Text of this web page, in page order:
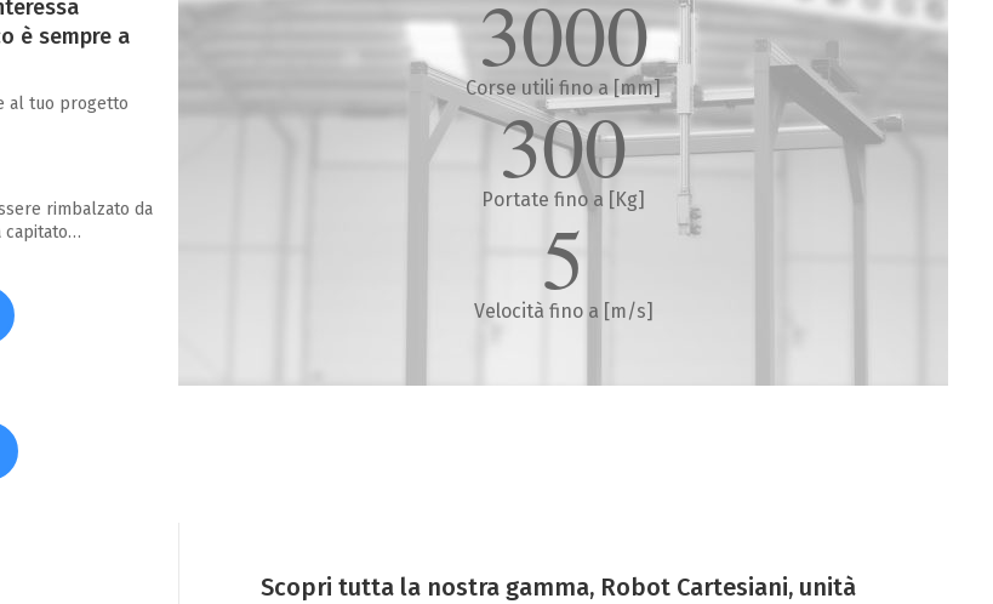
è sempre a
al tuo progetto
rimbalzato da
capitato…
3000
Corse utili fino a [mm]
300
Portate fino a [Kg]
5
Velocità fino a [m/s]
Scopri tutta la nostra gamma, Robot Cartesiani, unità